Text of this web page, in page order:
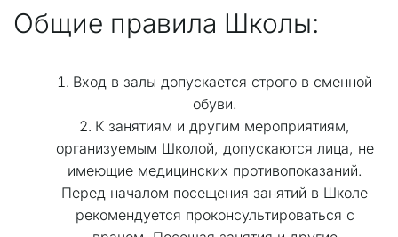
Общие правила Школы:
Вход в залы допускается строго в сменной
обуви.
К занятиям и другим мероприятиям,
организуемым Школой, допускаются лица, не
имеющие медицинских противопоказаний.
Перед началом посещения занятий в Школе
рекомендуется проконсультироваться с